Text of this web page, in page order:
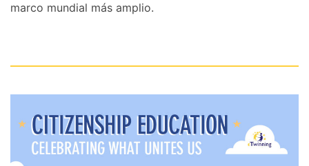
marco mundial más amplio.